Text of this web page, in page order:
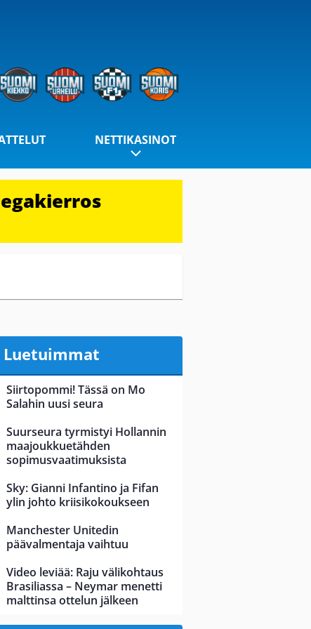
NETTIKASINOT
Luetuimmat
Siirtopommi! Tässä on Mo
Salahin uusi seura
Suurseura tyrmistyi Hollannin
maajoukkuetähden
sopimusvaatimuksista
Sky: Gianni Infantino ja Fifan
ylin johto kriisikokoukseen
Manchester Unitedin
päävalmentaja vaihtuu
Video leviää: Raju välikohtaus
Brasiliassa – Neymar menetti
malttinsa ottelun jälkeen